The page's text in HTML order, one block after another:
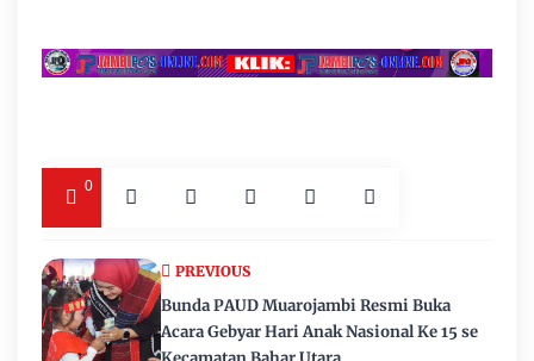
0
PREVIOUS
Bunda PAUD Muarojambi Resmi Buka
Acara Gebyar Hari Anak Nasional Ke 15 se